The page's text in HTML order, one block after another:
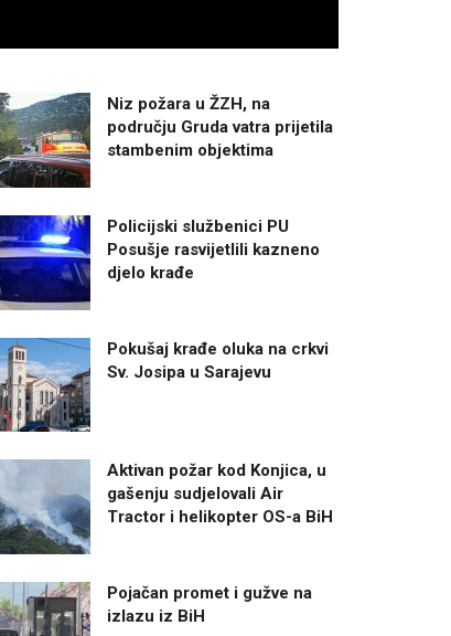
Niz požara u ŽZH, na
području Gruda vatra prijetila
stambenim objektima
Policijski službenici PU
Posušje rasvijetlili kazneno
djelo krađe
Pokušaj krađe oluka na crkvi
Sv. Josipa u Sarajevu
Aktivan požar kod Konjica, u
gašenju sudjelovali Air
Tractor i helikopter OS-a BiH
Pojačan promet i gužve na
izlazu iz BiH